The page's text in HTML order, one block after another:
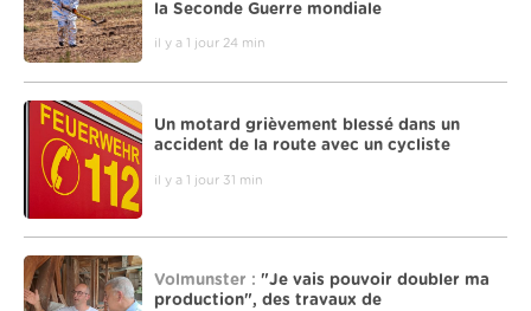
la Seconde Guerre mondiale
il y a 1 jour 24 min
Un motard grièvement blessé dans un
accident de la route avec un cycliste
il y a 1 jour 31 min
Volmunster : "Je vais pouvoir doubler ma
production", des travaux de